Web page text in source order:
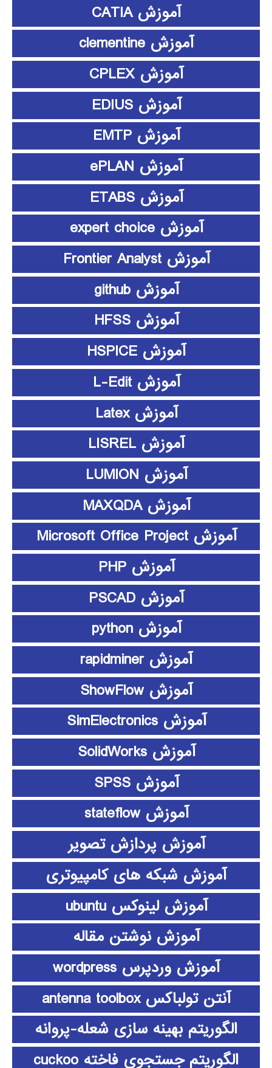
آموزش CATIA
آموزش clementine
آموزش CPLEX
آموزش EDIUS
آموزش EMTP
آموزش ePLAN
آموزش ETABS
آموزش expert choice
آموزش Frontier Analyst
آموزش github
آموزش HFSS
آموزش HSPICE
آموزش L-Edit
آموزش Latex
آموزش LISREL
آموزش LUMION
آموزش MAXQDA
آموزش Microsoft Office Project
آموزش PHP
آموزش PSCAD
آموزش python
آموزش rapidminer
آموزش ShowFlow
آموزش SimElectronics
آموزش SolidWorks
آموزش SPSS
آموزش stateflow
آموزش پردازش تصویر
آموزش شبکه های کامپیوتری
آموزش لینوکس ubuntu
آموزش نوشتن مقاله
آموزش وردپرس wordpress
آنتن تولباکس antenna toolbox
الگوریتم بهینه سازی شعله-پروانه
الگوریتم جستجوی فاخته cuckoo